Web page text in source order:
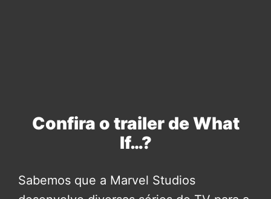
Confira o trailer de What
If…?
Sabemos que a Marvel Studios